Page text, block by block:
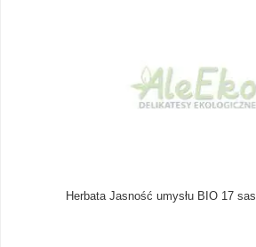
Herbata Jasność umysłu BIO 17